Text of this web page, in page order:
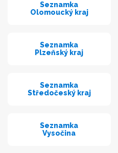
Seznamka
Olomoucký kraj
Seznamka
Plzeňský kraj
Seznamka
Středočeský kraj
Seznamka
Vysočina